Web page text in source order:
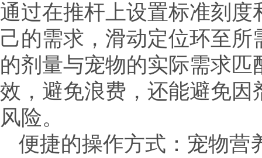
通过在推杆上设置标准刻
己的需求，滑动定位环至
的剂量与宠物的实际需求
效，避免浪费，还能避免
风险。
便捷的操作方式：宠物营